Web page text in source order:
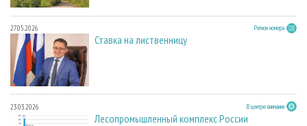
27.05.2026 Регион номера
Ставка на лиственницу
23.03.2026 В центре внимания
Лесопромышленный комплекс России